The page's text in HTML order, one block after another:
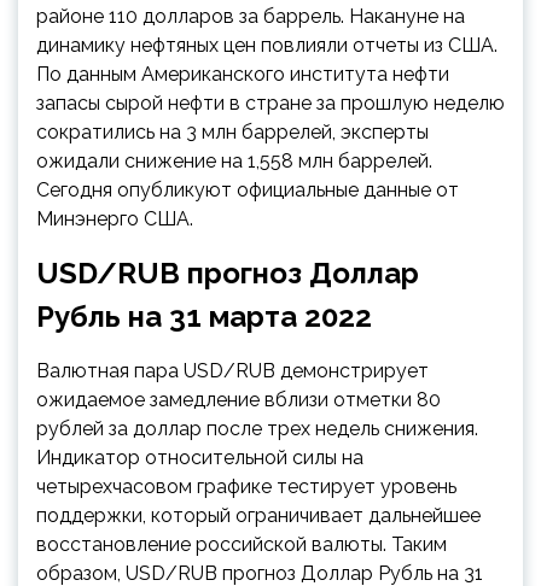
районе 110 долларов за баррель. Накануне на
динамику нефтяных цен повлияли отчеты из США.
По данным Американского института нефти
запасы сырой нефти в стране за прошлую неделю
сократились на 3 млн баррелей, эксперты
ожидали снижение на 1,558 млн баррелей.
Сегодня опубликуют официальные данные от
Минэнерго США.
USD/RUB прогноз Доллар
Рубль на 31 марта 2022
Валютная пара USD/RUB демонстрирует
ожидаемое замедление вблизи отметки 80
рублей за доллар после трех недель снижения.
Индикатор относительной силы на
четырехчасовом графике тестирует уровень
поддержки, который ограничивает дальнейшее
восстановление российской валюты. Таким
образом, USD/RUB прогноз Доллар Рубль на 31